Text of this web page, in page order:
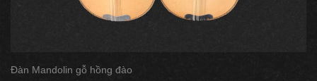
Đàn Mandolin gỗ hồng đào